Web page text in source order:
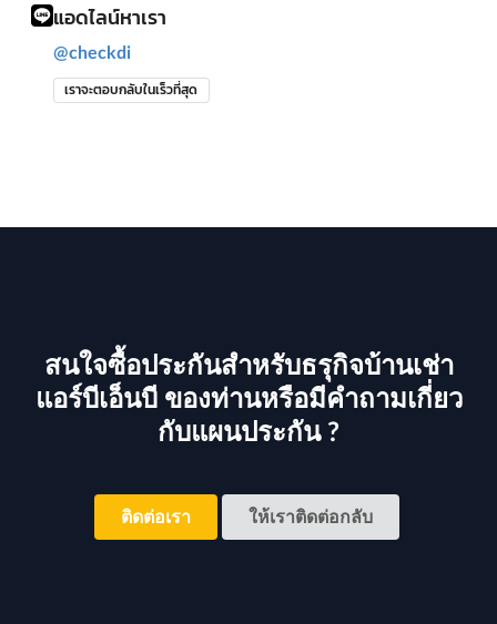
แอดไลน์หาเรา
@checkdi
เราจะตอบกลับในเร็วที่สุด
สนใจซื้อประกันสำหรับธรุกิจบ้านเช่า
แอร์บีเอ็นบี ของท่านหรือมีคำถามเกี่ยว
กับแผนประกัน ?
ติดต่อเรา ให้เราติดต่อกลับ